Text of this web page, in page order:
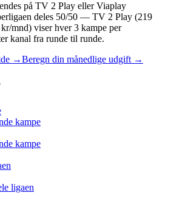
på TV 2 Play eller Viaplay
deles 50/50 — TV 2 Play (219
mnd) viser hver 3 kampe per
kanal fra runde til runde.
→Beregn din månedlige udgift →
kampe
kampe
ligaen